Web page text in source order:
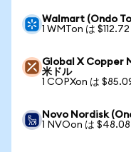
Walmart (Ondo
1 WMTon は
Global X Copper
米ドル
1 COPXon は
Novo Nordisk
1 NVOon は $48.08